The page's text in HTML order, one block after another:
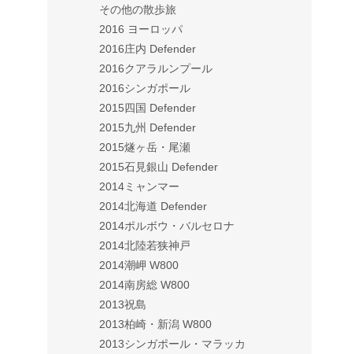
その他の散歩旅
2016 ヨーロッパ
2016庄内 Defender
2016クアラルンプール
2016シンガポール
2015四国 Defender
2015九州 Defender
2015燧ヶ岳・尾瀬
2015石見銀山 Defender
2014ミャンマー
2014北海道 Defender
2014ポルボウ・バルセロナ
2014北陸若狭神戸
2014潮岬 W800
2014南房総 W800
2013祝島
2013柏崎・新潟 W800
2013シンガポール・マラッカ